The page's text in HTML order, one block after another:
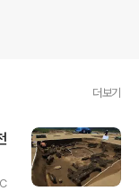
or
더보기